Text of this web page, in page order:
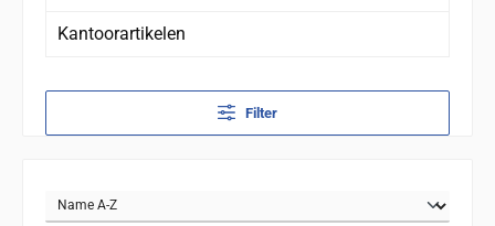
Kantoorartikelen
Filter